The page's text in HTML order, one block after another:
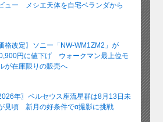
ュー メシエ天体を自宅ベランダから
格改定〗ソニー「NW-WM1ZM2」が
円に値下げ ウォークマン最上位モ
が在庫限りの販売へ
年〗ペルセウス座流星群は8月13日未
見頃 新月の好条件でα撮影に挑戦